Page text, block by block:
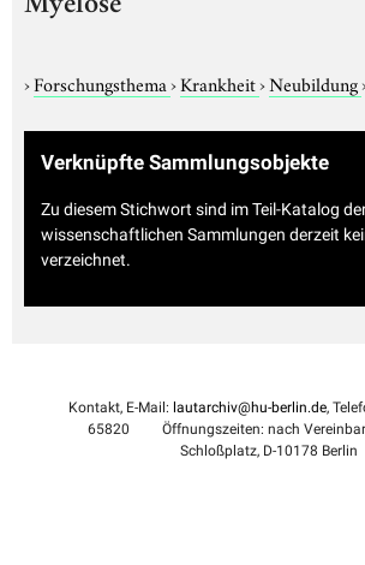
Myelose
›Forschungsthema›Krankheit›Neubildung
Verknüpfte Sammlungsobjekte
Zu diesem Stichwort sind im Teil-Katalog
wissenschaftlichen Sammlungen derzeit
verzeichnet.
Kontakt, E-Mail: lautarchiv@hu-berlin.de,
65820
Öffnungszeiten: nach
Schloßplatz, D-10178 Berlin